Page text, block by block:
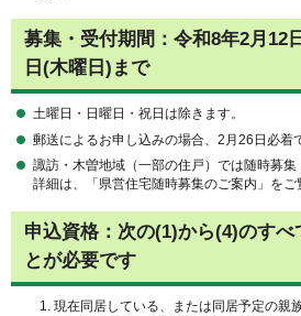
募集・受付期間：令和8年2月12
日(木曜日)まで
土曜日・日曜日・祝日は除きます。
郵送によるお申し込みの場合、2月26日必着
諏訪・木曽地域（一部の住戸）では随時募集
詳細は、「県営住宅随時募集のご案内」をご
申込資格：次の(1)から(4)のすべ
とが必要です
現在同居している、または同居予定の親